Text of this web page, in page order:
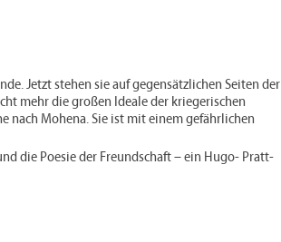
Jetzt stehen sie auf gegensätzlichen Seiten der
mehr die großen Ideale der kriegerischen
nach Mohena. Sie ist mit einem gefährlichen
die Poesie der Freundschaft – ein Hugo- Pratt-